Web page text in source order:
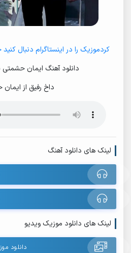
کردموزیک را در اینستاگرام دنبال
دانلود آهنگ ایمان حشمتی
داخ رفیق از
لینک های دانلود آهنگ
لینک های دانلود موزیک ویدیو
دانلود